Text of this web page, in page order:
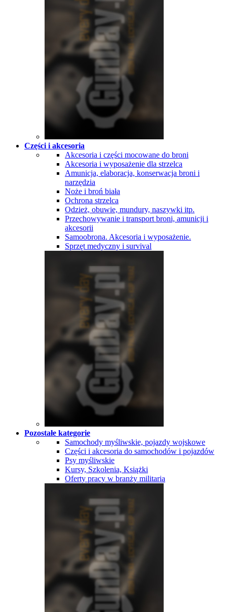
Części i akcesoria
Akcesoria i części mocowane do broni
Akcesoria i wyposażenie dla strzelca
Amunicja, elaboracja, konserwacja broni i
narzędzia
Noże i broń biała
Ochrona strzelca
Odzież, obuwie, mundury, naszywki itp.
Przechowywanie i transport broni, amunicji i
akcesorii
Samoobrona. Akcesoria i wyposażenie.
Sprzęt medyczny i survival
Pozostałe kategorie
Samochody myśliwskie, pojazdy wojskowe
Części i akcesoria do samochodów i pojazdów
Psy myśliwskie
Kursy, Szkolenia, Książki
Oferty pracy w branży militaria